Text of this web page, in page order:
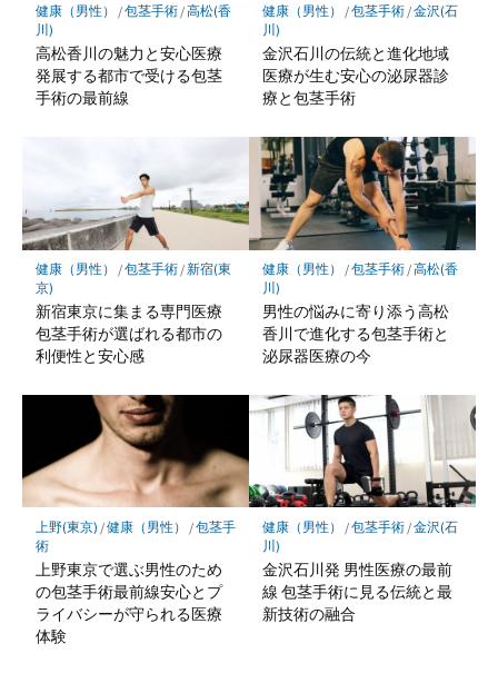
健康（男性） /包茎手術/高松(香
川)
高松香川の魅力と安心医療
発展する都市で受ける包茎
手術の最前線
健康（男性） /包茎手術/金沢(石
川)
金沢石川の伝統と進化地域
医療が生む安心の泌尿器診
療と包茎手術
健康（男性） /包茎手術/新宿(東
京)
新宿東京に集まる専門医療
包茎手術が選ばれる都市の
利便性と安心感
健康（男性） /包茎手術/高松(香
川)
男性の悩みに寄り添う高松
香川で進化する包茎手術と
泌尿器医療の今
上野(東京) /健康（男性） /包茎手
術
上野東京で選ぶ男性のため
の包茎手術最前線安心とプ
ライバシーが守られる医療
体験
健康（男性） /包茎手術/金沢(石
川)
金沢石川発 男性医療の最前
線 包茎手術に見る伝統と最
新技術の融合